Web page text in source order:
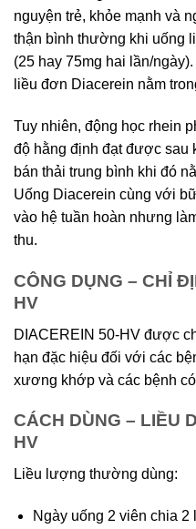
nguyện trẻ, khỏe mạnh và
thận bình thường khi uống
(25 hay 75mg hai lần/
liều đơn Diacerein nằm
Tuy nhiên, động học rhein
độ hằng định đạt được sau
bán thải trung bình khi đó
Uống Diacerein cùng với
vào hệ tuần hoàn nhưng
thu.
CÔNG DỤNG – CHỈ
HV
DIACEREIN 50-HV được
hạn đặc hiệu đối với các
xương khớp và các bệnh
CÁCH DÙNG – LIỀU
HV
Liều lượng thường dùng:
Ngày uống 2 viên chia